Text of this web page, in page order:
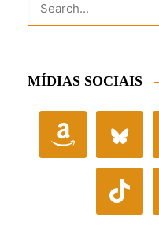
MÍDIAS SOCIAIS